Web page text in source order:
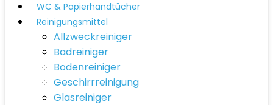
WC & Papierhandtücher
Reinigungsmittel
Allzweckreiniger
Badreiniger
Bodenreiniger
Geschirrreinigung
Glasreiniger